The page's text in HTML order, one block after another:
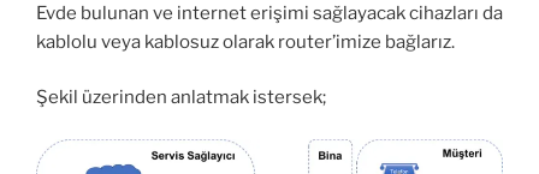
Evde bulunan ve internet erişimi sağlayacak cihazları da
kablolu veya kablosuz olarak router’imize bağlarız.
Şekil üzerinden anlatmak istersek;